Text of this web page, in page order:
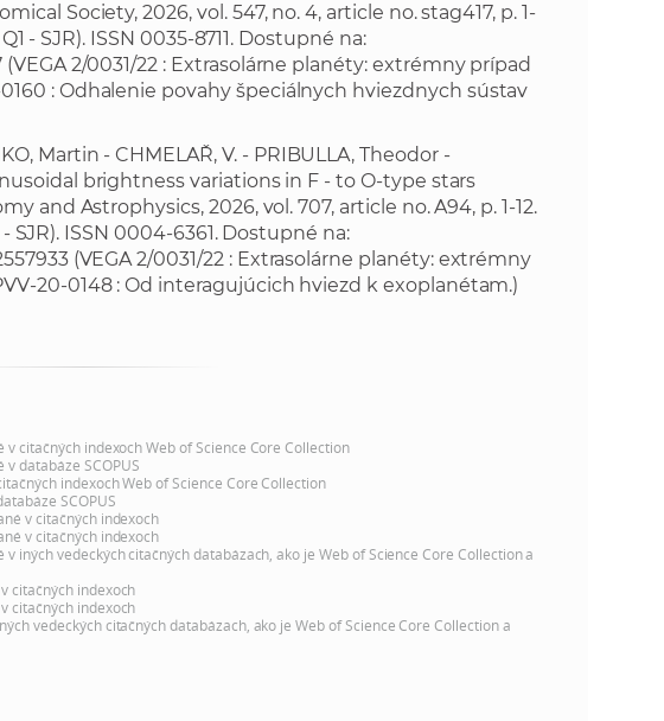
a
c
h
A
Society, 2026, vol. 547, no. 4, article no. stag417, p. 1-
Q1 - SJR). ISSN 0035-8711. Dostupné na:
(VEGA 2/0031/22 : Extrasolárne planéty: extrémny prípad
: Odhalenie povahy špeciálnych hviezdnych sústav
Martin - CHMELAŘ, V. - PRIBULLA, Theodor -
brightness variations in F - to O-type stars
and Astrophysics, 2026, vol. 707, article no. A94, p. 1-12.
- SJR). ISSN 0004-6361. Dostupné na:
(VEGA 2/0031/22 : Extrasolárne planéty: extrémny
20-0148 : Od interagujúcich hviezd k exoplanétam.)
citačných indexoch Web of Science Core Collection
databáze SCOPUS
indexoch Web of Science Core Collection
SCOPUS
v citačných indexoch
v citačných indexoch
iných vedeckých citačných databázach, ako je Web of Science Core Collection a
citačných indexoch
citačných indexoch
vedeckých citačných databázach, ako je Web of Science Core Collection a